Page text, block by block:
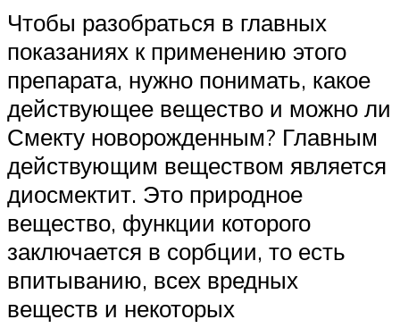
Чтобы разобраться в главных
показаниях к применению этого
препарата, нужно понимать, какое
действующее вещество и можно ли
Смекту новорожденным? Главным
действующим веществом является
диосмектит. Это природное
вещество, функции которого
заключается в сорбции, то есть
впитыванию, всех вредных
веществ и некоторых